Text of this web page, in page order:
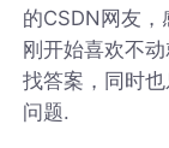
的CSDN网友，
刚开始喜欢不
找答案，同时
问题.